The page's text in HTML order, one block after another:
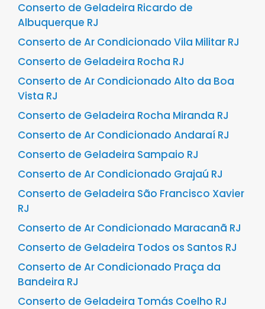
Conserto de Geladeira Ricardo de
Albuquerque RJ
Conserto de Ar Condicionado Vila Militar RJ
Conserto de Geladeira Rocha RJ
Conserto de Ar Condicionado Alto da Boa
Vista RJ
Conserto de Geladeira Rocha Miranda RJ
Conserto de Ar Condicionado Andaraí RJ
Conserto de Geladeira Sampaio RJ
Conserto de Ar Condicionado Grajaú RJ
Conserto de Geladeira São Francisco Xavier
RJ
Conserto de Ar Condicionado Maracanã RJ
Conserto de Geladeira Todos os Santos RJ
Conserto de Ar Condicionado Praça da
Bandeira RJ
Conserto de Geladeira Tomás Coelho RJ